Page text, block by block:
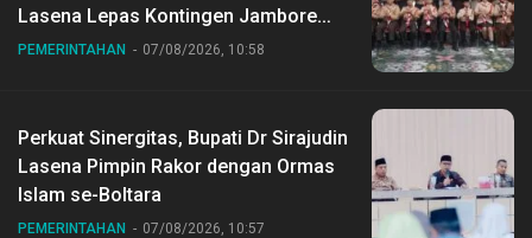
Lasena Lepas Kontingen Jambore
Nasional ke XII di Buperta Cibubur
PEMERINTAHAN 07/08/2026, 10:58
Perkuat Sinergitas, Bupati Dr Sirajudin
Lasena Pimpin Rakor dengan Ormas
Islam se-Boltara
PEMERINTAHAN 07/08/2026, 10:57